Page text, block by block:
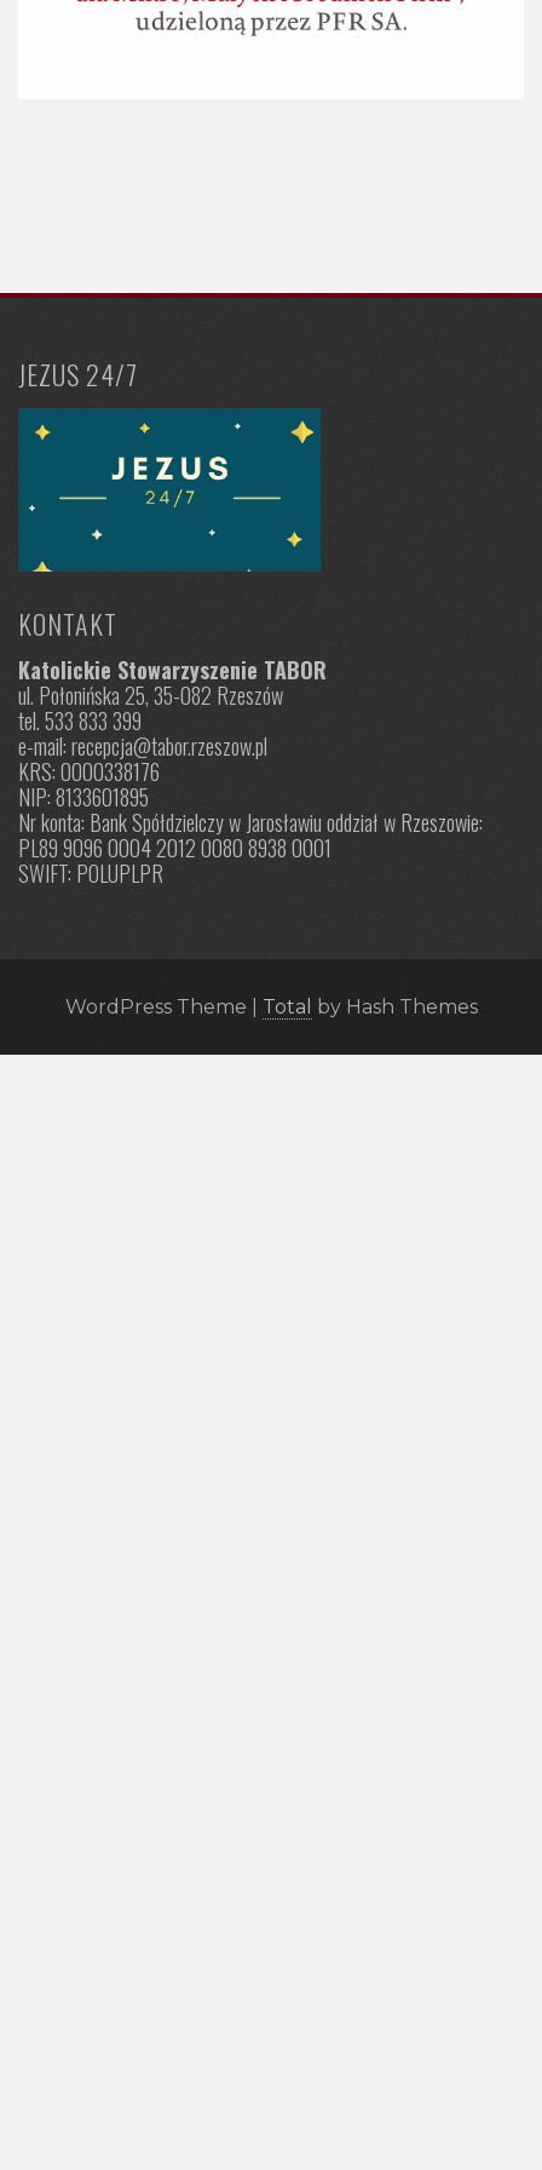
JEZUS 24/7
KONTAKT
Katolickie Stowarzyszenie TABOR
ul. Połonińska 25, 35-082 Rzeszów
tel. 533 833 399
e-mail: recepcja@tabor.rzeszow.pl
KRS: 0000338176
NIP: 8133601895
Nr konta: Bank Spółdzielczy w Jarosławiu oddział w Rzeszowie:
PL89 9096 0004 2012 0080 8938 0001
SWIFT: POLUPLPR
WordPress Theme Total by Hash Themes